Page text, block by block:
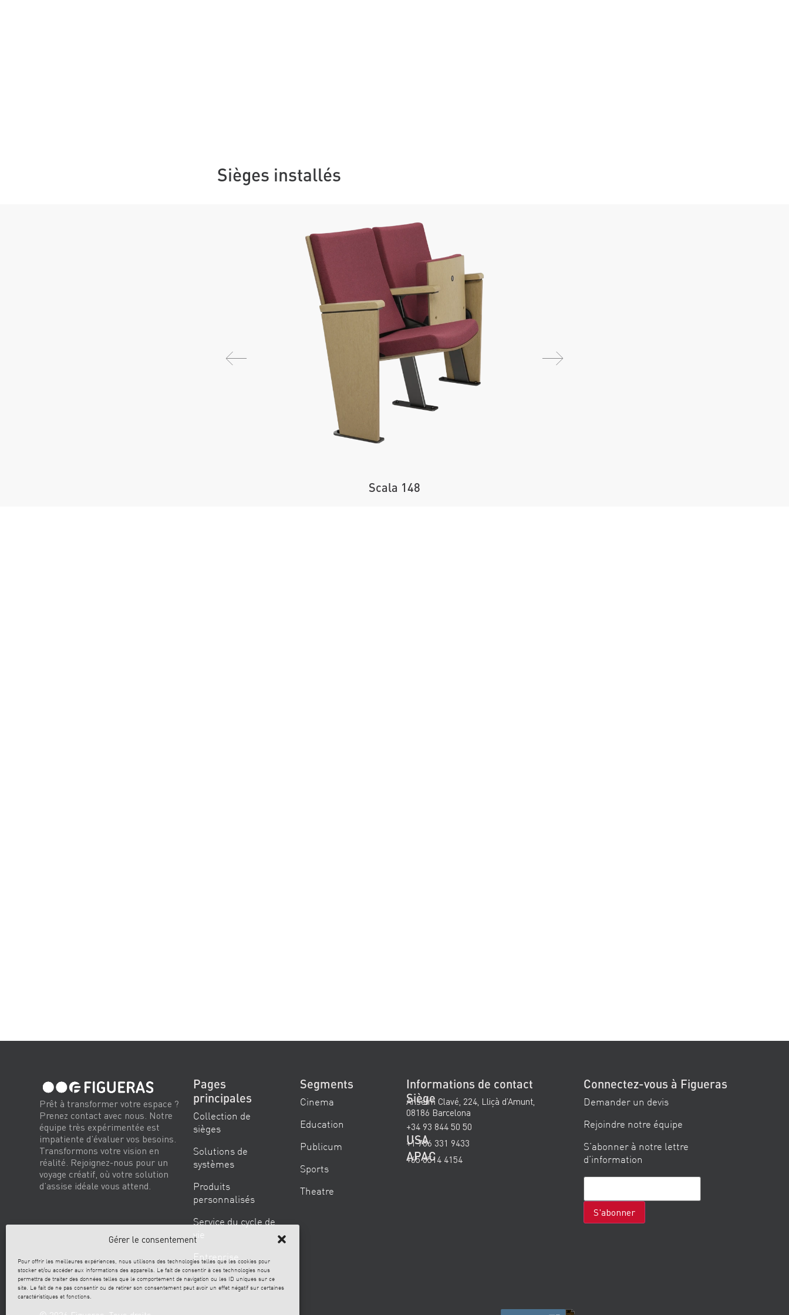
Gérer le consentement
Pour offrir les meilleures expériences, nous utilisons des technologies telles que les cookies pour
stocker et/ou accéder aux informations des appareils. Le fait de consentir à ces technologies nous
permettra de traiter des données telles que le comportement de navigation ou les ID uniques sur ce
site. Le fait de ne pas consentir ou de retirer son consentement peut avoir un effet négatif sur certaines
caractéristiques et fonctions.
Sièges installés
Scala 148
Prêt à transformer votre espace ?
Prenez contact avec nous. Notre
équipe très expérimentée est
impatiente d’évaluer vos besoins.
Transformons votre vision en
réalité. Rejoignez-nous pour un
voyage créatif, où votre solution
d’assise idéale vous attend.
Pages
principales
Collection de
sièges
Solutions de
systèmes
Produits
personnalisés
Service du cycle de
vie
Entreprise
Segments
Cinema
Education
Publicum
Sports
Theatre
Informations de contact
Siège
Anselm Clavé, 224, Lliçà d’Amunt,
08186 Barcelona
+34 93 844 50 50
USA
+1 786 331 9433
APAC
+65 6514 4154
Connectez-vous à Figueras
Demander un devis
Rejoindre notre équipe
S’abonner à notre lettre
d’information